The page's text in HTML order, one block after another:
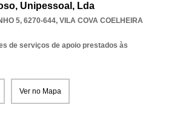
Unipessoal, Lda
5, 6270-644, VILA COVA COELHEIRA
de serviços de apoio prestados às
Ver no Mapa